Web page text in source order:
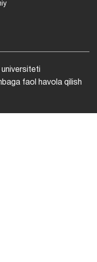
faol havola qilish